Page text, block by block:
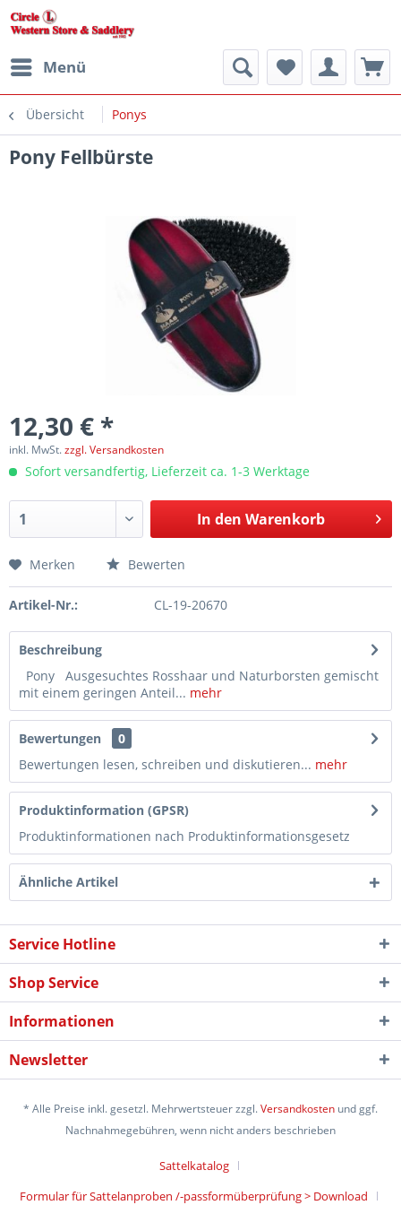
Menü
Übersicht Ponys
Pony Fellbürste
12,30 € *
inkl. MwSt.zzgl. Versandkosten
Sofort versandfertig, Lieferzeit ca. 1-3 Werktage
In den Warenkorb
Merken Bewerten
Artikel-Nr.: CL-19-20670
Beschreibung
Pony Ausgesuchtes Rosshaar und Naturborsten gemischt
mit einem geringen Anteil... mehr
Bewertungen
0
Bewertungen lesen, schreiben und diskutieren... mehr
Produktinformation (GPSR)
Produktinformationen nach Produktinformationsgesetz
Ähnliche Artikel
Service Hotline
Shop Service
Informationen
Newsletter
* Alle Preise inkl. gesetzl. Mehrwertsteuer zzgl.Versandkosten und ggf.
Nachnahmegebühren, wenn nicht anders beschrieben
Sattelkatalog
Formular für Sattelanproben /-passformüberprüfung > Download